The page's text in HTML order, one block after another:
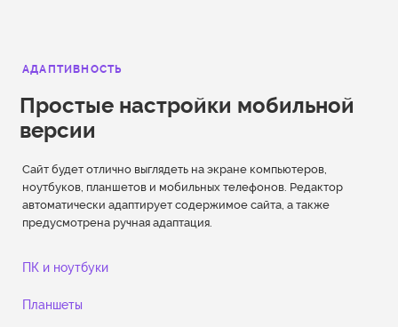
АДАПТИВНОСТЬ
Простые настройки мобильной
версии
Сайт будет отлично выглядеть на экране компьютеров,
ноутбуков, планшетов и мобильных телефонов. Редактор
автоматически адаптирует содержимое сайта, а также
предусмотрена ручная адаптация.
ПК и ноутбуки
Планшеты